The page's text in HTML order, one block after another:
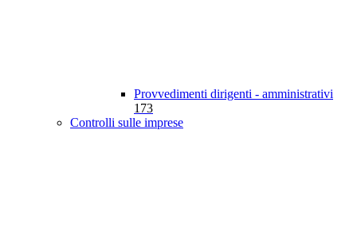
Provvedimenti dirigenti - amministrativi
173
Controlli sulle imprese